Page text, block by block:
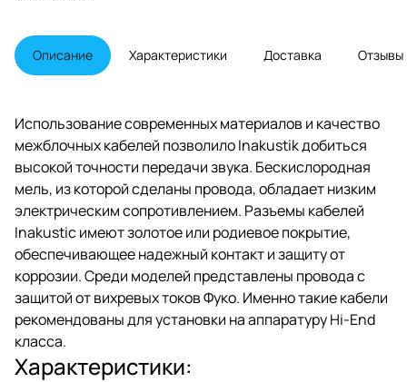
Описание Характеристики Доставка Отзывы
Использование современных материалов и качество
межблочных кабелей позволило Inakustik добиться
высокой точности передачи звука. Бескислородная
мель, из которой сделаны провода, обладает низким
электрическим сопротивлением. Разъемы кабелей
Inakustic имеют золотое или родиевое покрытие,
обеспечивающее надежный контакт и защиту от
коррозии. Среди моделей представлены провода с
защитой от вихревых токов Фуко. Именно такие кабели
рекомендованы для установки на аппаратуру Hi-End
класса.
Характеристики: